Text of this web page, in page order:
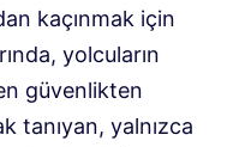
kaçınmak için
yolcuların
güvenlikten
tanıyan, yalnızca